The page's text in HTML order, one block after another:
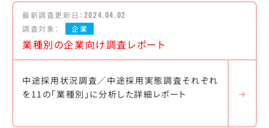
最新調査更新日： 2024.04.02
調査対象：
企業
業種別の企業向け調査レポート
中途採用状況調査／中途採用実態調査それぞれ
を11の「業種別」に分析した詳細レポート